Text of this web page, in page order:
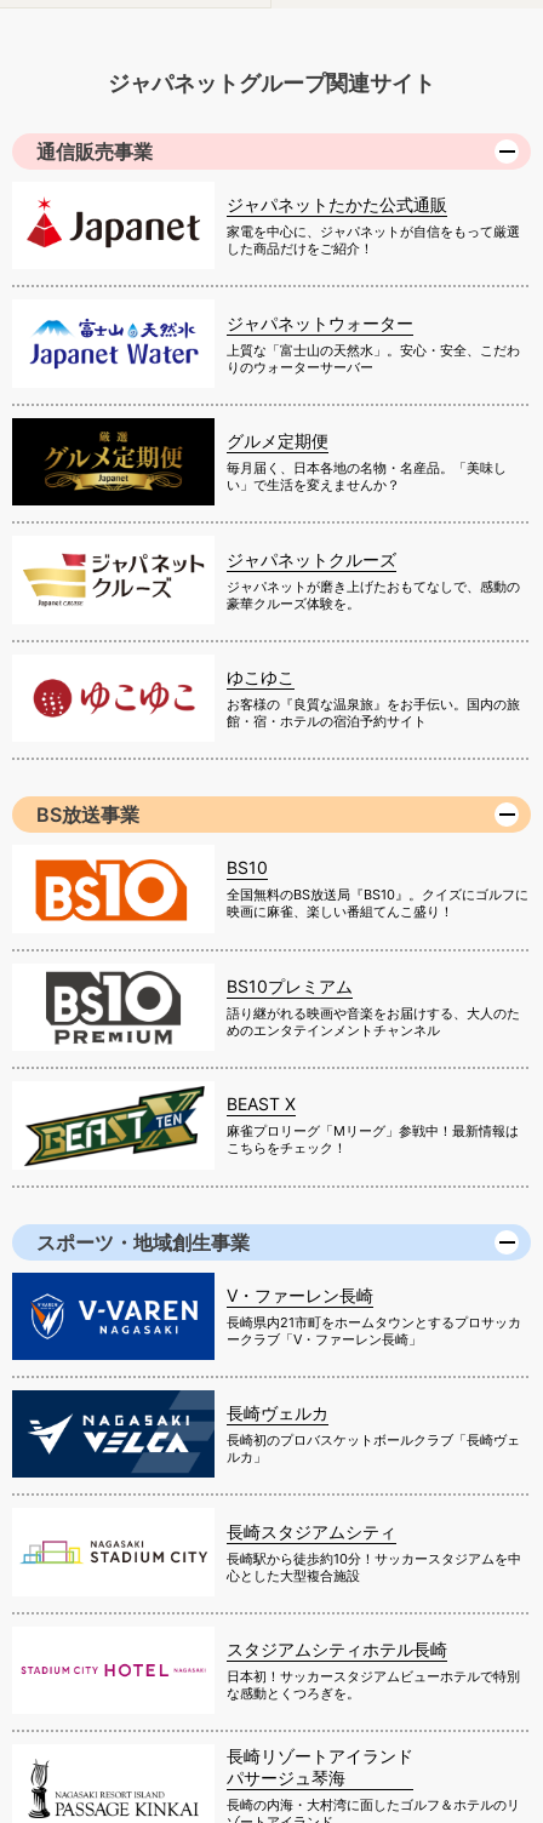
ジャパネットグループ関連サイト
通信販売事業
ジャパネットたかた公式通販
家電を中心に、ジャパネットが自信をもって厳選
した商品だけをご紹介！
ジャパネットウォーター
上質な「富士山の天然水」。安心・安全、こだわ
りのウォーターサーバー
グルメ定期便
毎月届く、日本各地の名物・名産品。「美味し
い」で生活を変えませんか？
ジャパネットクルーズ
ジャパネットが磨き上げたおもてなしで、感動の
豪華クルーズ体験を。
ゆこゆこ
お客様の『良質な温泉旅』をお手伝い。国内の旅
館・宿・ホテルの宿泊予約サイト
BS放送事業
BS10
全国無料のBS放送局『BS10』。クイズにゴルフに
映画に麻雀、楽しい番組てんこ盛り！
BS10プレミアム
語り継がれる映画や音楽をお届けする、大人のた
めのエンタテインメントチャンネル
BEAST X
麻雀プロリーグ「Mリーグ」参戦中！最新情報は
こちらをチェック！
スポーツ・地域創生事業
V・ファーレン長崎
長崎県内21市町をホームタウンとするプロサッカ
ークラブ「V・ファーレン長崎」
長崎ヴェルカ
長崎初のプロバスケットボールクラブ「長崎ヴェ
ルカ」
長崎スタジアムシティ
長崎駅から徒歩約10分！サッカースタジアムを中
心とした大型複合施設
スタジアムシティホテル長崎
日本初！サッカースタジアムビューホテルで特別
な感動とくつろぎを。
長崎リゾートアイランド
パサージュ琴海
長崎の内海・大村湾に面したゴルフ＆ホテルのリ